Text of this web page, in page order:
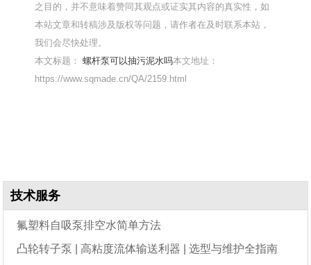
之目的，并不意味着赞同其观点或证实其内容的真实性，如
本站文章和转稿涉及版权等问题，请作者在及时联系本站，
我们会尽快处理。
本文标题：螺杆泵可以抽污泥水吗本文地址：
https://www.sqmade.cn/QA/2159.html
技术服务
氟塑料自吸泵排空水简单方法
凸轮转子泵 | 高粘度流体输送利器 | 选型与维护全指南